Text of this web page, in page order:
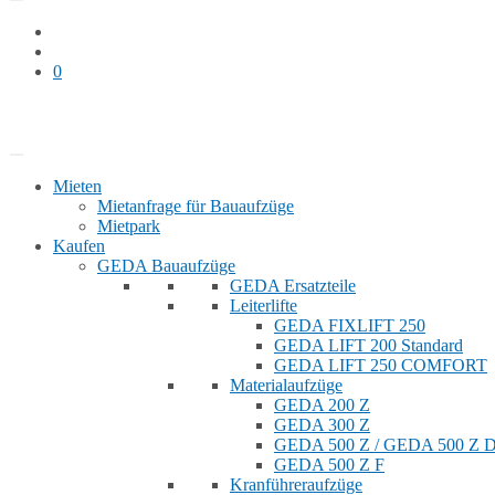
0
Mieten
Mietanfrage für Bauaufzüge
Mietpark
Kaufen
GEDA Bauaufzüge
GEDA Ersatzteile
Leiterlifte
GEDA FIXLIFT 250
GEDA LIFT 200 Standard
GEDA LIFT 250 COMFORT
Materialaufzüge
GEDA 200 Z
GEDA 300 Z
GEDA 500 Z / GEDA 500 Z
GEDA 500 Z F
Kranführeraufzüge